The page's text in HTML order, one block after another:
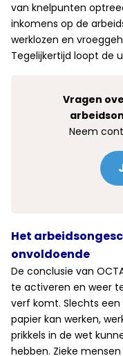
van knelpunten
inkomens op de
werklozen en
Tegelijkertijd loopt de
Vragen
Neem
Het
onvoldoende
De conclusie van
te activeren en weer
verf komt. Slechts
papier kan werken,
prikkels in de wet
hebben. Zieke